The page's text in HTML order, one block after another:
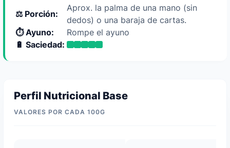
⚖️ Porción:
Aprox. la palma de una mano (sin
dedos) o una baraja de cartas.
⏱️ Ayuno:
Rompe el ayuno
🔋 Saciedad:
Perfil Nutricional Base
VALORES POR CADA 100G